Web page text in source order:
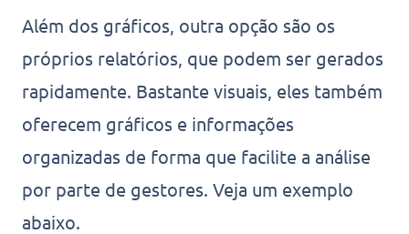
Além dos gráficos, outra opção são os
próprios relatórios, que podem ser gerados
rapidamente. Bastante visuais, eles também
oferecem gráficos e informações
organizadas de forma que facilite a análise
por parte de gestores. Veja um exemplo
abaixo.